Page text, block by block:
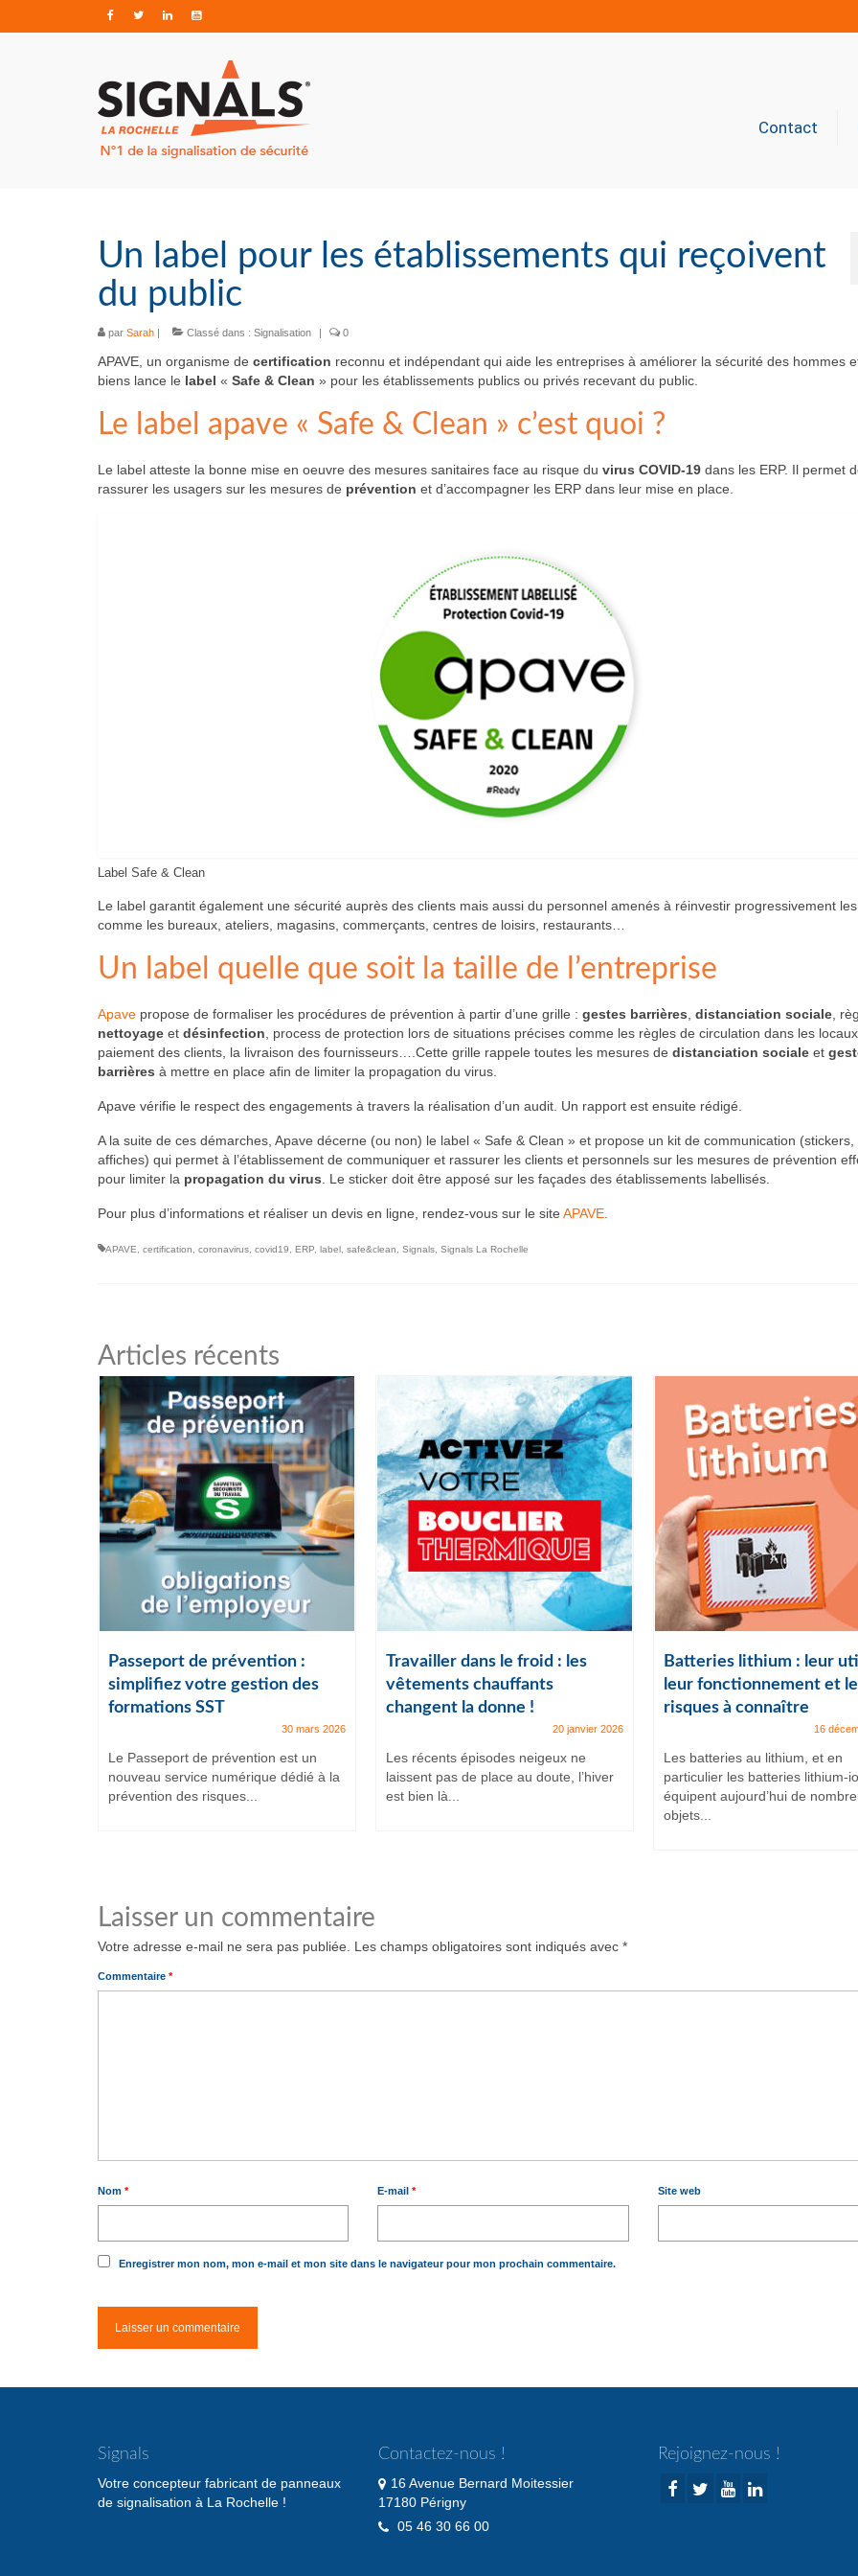
Contact
Un label pour les établissements qui reçoivent
du public
par Sarah | Classé dans : Signalisation | 0
APAVE, un organisme de certification reconnu et indépendant qui aide les entreprises à améliorer la sécurité des hommes
biens lance le label « Safe & Clean » pour les établissements publics ou privés recevant du public.
Le label apave « Safe & Clean » c’est quoi ?
Le label atteste la bonne mise en oeuvre des mesures sanitaires face au risque du virus COVID-19 dans les ERP. Il permet
rassurer les usagers sur les mesures de prévention et d’accompagner les ERP dans leur mise en place.
Label Safe & Clean
Le label garantit également une sécurité auprès des clients mais aussi du personnel amenés à réinvestir progressivement
comme les bureaux, ateliers, magasins, commerçants, centres de loisirs, restaurants…
Un label quelle que soit la taille de l’entreprise
Apave propose de formaliser les procédures de prévention à partir d’une grille : gestes barrières distanciation sociale ,
nettoyage et désinfection , process de protection lors de situations précises comme les règles de circulation dans les
paiement des clients, la livraison des fournisseurs….Cette grille rappele toutes les mesures de distanciation sociale et
barrières à mettre en place afin de limiter la propagation du virus.
Apave vérifie le respect des engagements à travers la réalisation d’un audit. Un rapport est ensuite rédigé.
A la suite de ces démarches, Apave décerne (ou non) le label « Safe & Clean » et propose un kit de communication (stickers,
affiches) qui permet à l’établissement de communiquer et rassurer les clients et personnels sur les mesures de prévention
pour limiter la propagation du virus . Le sticker doit être apposé sur les façades des établissements labellisés.
Pour plus d’informations et réaliser un devis en ligne, rendez-vous sur le site APAVE
APAVE certification coronavirus covid19 ERP label safe&clean Signals Signals La Rochelle
Articles récents
Passeport de prévention :
simplifiez votre gestion des
formations SST
30 mars 2026
Le Passeport de prévention est un
nouveau service numérique dédié à la
prévention des risques...
Travailler dans le froid : les
vêtements chauffants
changent la donne !
20 janvier 2026
Les récents épisodes neigeux ne
laissent pas de place au doute, l’hiver
est bien là...
Batteries lithium : leur
leur fonctionnement et
risques à connaître
16
Les batteries au lithium, et en
particulier les batteries lithium-
équipent aujourd’hui de
objets...
Laisser un commentaire
Votre adresse e-mail ne sera pas publiée. Les champs obligatoires sont indiqués avec *
Commentaire *
Nom * E-mail* Site web
Enregistrer mon nom, mon e-mail et mon site dans le navigateur pour mon prochain commentaire.
Signals
Votre concepteur fabricant de panneaux
de signalisation à La Rochelle !
Contactez-nous !
16 Avenue Bernard Moitessier
17180 Périgny
05 46 30 66 00
Rejoignez-nous !